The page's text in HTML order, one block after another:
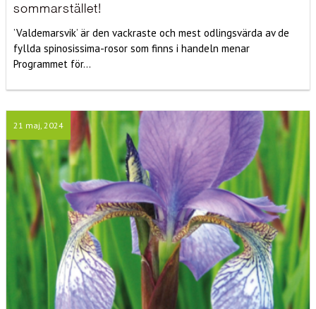
sommarstället!
’Valdemarsvik’ är den vackraste och mest odlingsvärda av de
fyllda spinosissima-rosor som finns i handeln menar
Programmet för...
21 maj, 2024